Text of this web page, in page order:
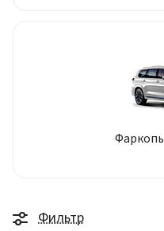
Фаркопы
Фильтр